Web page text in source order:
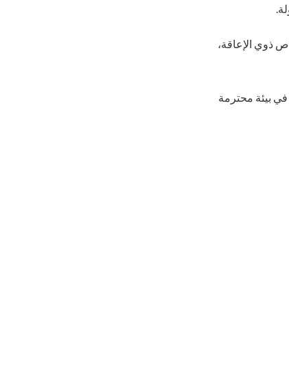
ذوي الإعاقة،
في بيئة محترمة